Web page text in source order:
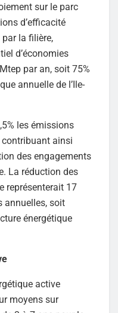
sur le parc
d’efficacité
la filière,
d’économies
par an, soit 75%
annuelle de l’Ile-
les émissions
contribuant ainsi
des engagements
La réduction des
représenterait 17
annuelles, soit
énergétique
active
moyens sur